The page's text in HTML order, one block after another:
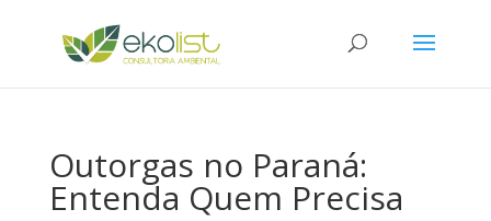
Outorgas no Paraná:
Entenda Quem Precisa